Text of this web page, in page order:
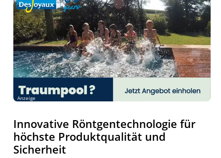
Anzeige
Innovative Röntgentechnologie für
höchste Produktqualität und
Sicherheit